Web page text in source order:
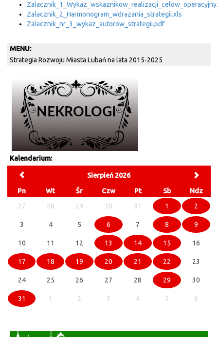
Zalacznik_2_Harmonogram_wdrazania_strategii.xls
Zalacznik_nr_3_wykaz_autorow_strategii.pdf
MENU:
Strategia Rozwoju Miasta Lubań na lata 2015-2025
Kalendarium:
Sierpień 2026
Pn
Wt Śr Czw Pt Sb
Ndz
27
28 29 30 31 1 2
3 4 5 6 7 8 9
10 11 12 13 14 15 16
17 18 19 20 21 22 23
24 25 26 27 28 29 30
31 1 2 3 4 5 6